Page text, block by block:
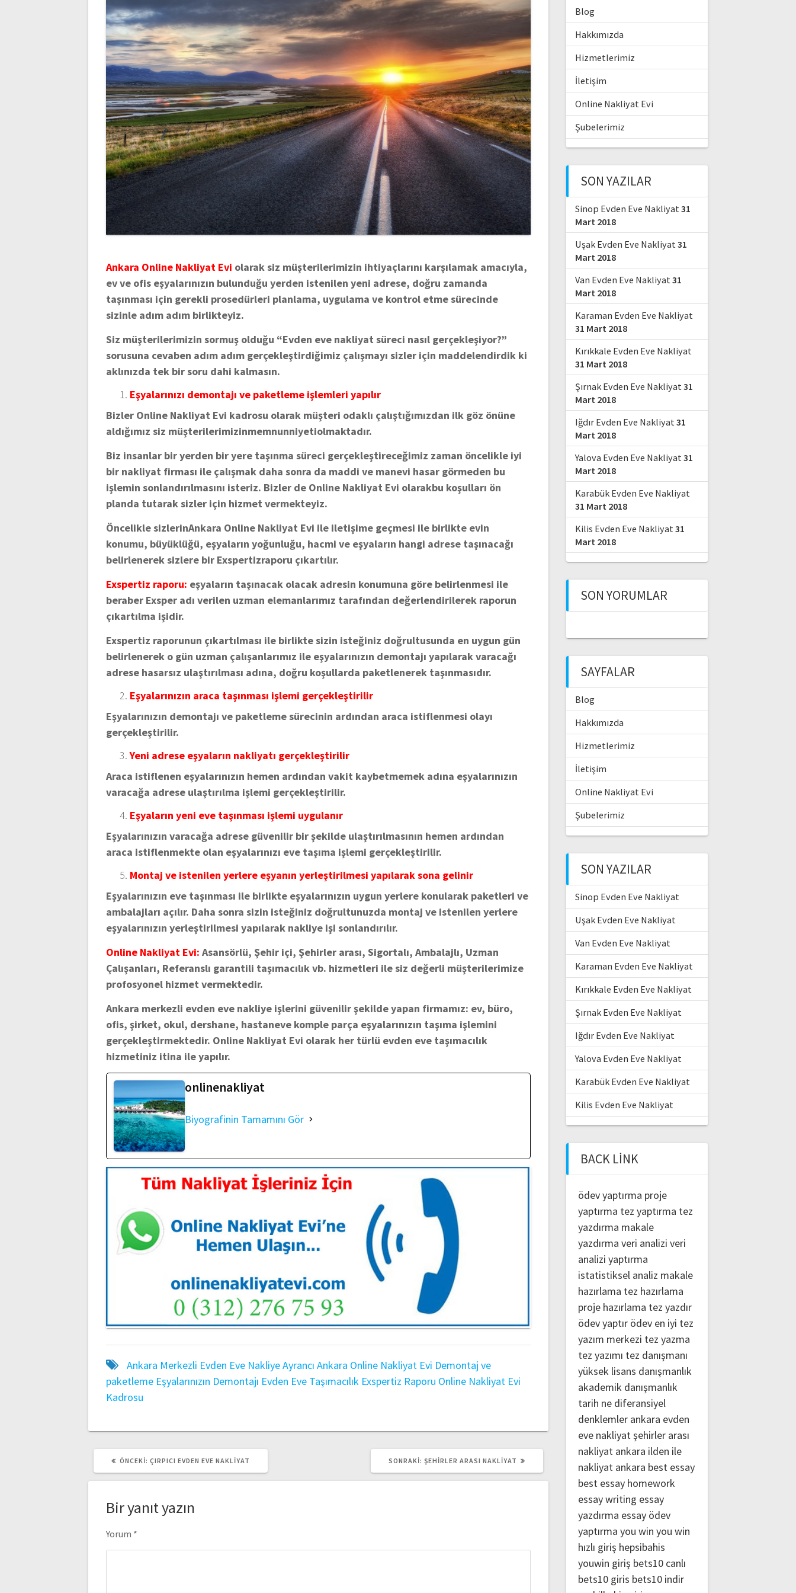
Ankara Online Nakliyat Evi olarak siz müşterilerimizin ihtiyaçlarını karşılamak amacıyla,
ev ve ofis eşyalarınızın bulunduğu yerden istenilen yeni adrese, doğru zamanda
taşınması için gerekli prosedürleri planlama, uygulama ve kontrol etme sürecinde
sizinle adım adım birlikteyiz.
Siz müşterilerimizin sormuş olduğu “Evden eve nakliyat süreci nasıl gerçekleşiyor?”
sorusuna cevaben adım adım gerçekleştirdiğimiz çalışmayı sizler için maddelendirdik ki
aklınızda tek bir soru dahi kalmasın.
Eşyalarınızı demontajı ve paketleme işlemleri yapılır
Bizler Online Nakliyat Evi kadrosu olarak müşteri odaklı çalıştığımızdan ilk göz önüne
aldığımız siz müşterilerimizinmemnunniyetiolmaktadır.
Biz insanlar bir yerden bir yere taşınma süreci gerçekleştireceğimiz zaman öncelikle iyi
bir nakliyat firması ile çalışmak daha sonra da maddi ve manevi hasar görmeden bu
işlemin sonlandırılmasını isteriz. Bizler de Online Nakliyat Evi olarakbu koşulları ön
planda tutarak sizler için hizmet vermekteyiz.
Öncelikle sizlerinAnkara Online Nakliyat Evi ile iletişime geçmesi ile birlikte evin
konumu, büyüklüğü, eşyaların yoğunluğu, hacmi ve eşyaların hangi adrese taşınacağı
belirlenerek sizlere bir Exspertizraporu çıkartılır.
Exspertiz raporu: eşyaların taşınacak olacak adresin konumuna göre belirlenmesi ile
beraber Exsper adı verilen uzman elemanlarımız tarafından değerlendirilerek raporun
çıkartılma işidir.
Exspertiz raporunun çıkartılması ile birlikte sizin isteğiniz doğrultusunda en uygun gün
belirlenerek o gün uzman çalışanlarımız ile eşyalarınızın demontajı yapılarak varacağı
adrese hasarsız ulaştırılması adına, doğru koşullarda paketlenerek taşınmasıdır.
Eşyalarınızın araca taşınması işlemi gerçekleştirilir
Eşyalarınızın demontajı ve paketleme sürecinin ardından araca istiflenmesi olayı
gerçekleştirilir.
Yeni adrese eşyaların nakliyatı gerçekleştirilir
Araca istiflenen eşyalarınızın hemen ardından vakit kaybetmemek adına eşyalarınızın
varacağa adrese ulaştırılma işlemi gerçekleştirilir.
Eşyaların yeni eve taşınması işlemi uygulanır
Eşyalarınızın varacağa adrese güvenilir bir şekilde ulaştırılmasının hemen ardından
araca istiflenmekte olan eşyalarınızı eve taşıma işlemi gerçekleştirilir.
Montaj ve istenilen yerlere eşyanın yerleştirilmesi yapılarak sona gelinir
Eşyalarınızın eve taşınması ile birlikte eşyalarınızın uygun yerlere konularak paketleri ve
ambalajları açılır. Daha sonra sizin isteğiniz doğrultunuzda montaj ve istenilen yerlere
eşyalarınızın yerleştirilmesi yapılarak nakliye işi sonlandırılır.
Online Nakliyat Evi: Asansörlü, Şehir içi, Şehirler arası, Sigortalı, Ambalajlı, Uzman
Çalışanları, Referanslı garantili taşımacılık vb. hizmetleri ile siz değerli müşterilerimize
profosyonel hizmet vermektedir.
Ankara merkezli evden eve nakliye işlerini güvenilir şekilde yapan firmamız: ev, büro,
ofis, şirket, okul, dershane, hastaneve komple parça eşyalarınızın taşıma işlemini
gerçekleştirmektedir. Online Nakliyat Evi olarak her türlü evden eve taşımacılık
hizmetiniz itina ile yapılır.
onlinenakliyat
Biyografinin Tamamını Gör
Ankara Merkezli Evden Eve NakliyeAyrancı Ankara Online Nakliyat Evi Demontaj ve
paketleme Eşyalarınızın Demontajı Evden Eve Taşımacılık Exspertiz Raporu Online Nakliyat Evi
Kadrosu
ÖNCEKI: ÖNCEKI
ÇIRPICI EVDEN EVE NAKLIYAT SONRAKI: SONRAKI
ŞEHIRLER ARASI NAKLIYAT
Bir yanıt yazın
Yorum *
Blog
Hakkımızda
Hizmetlerimiz
İletişim
Online Nakliyat Evi
Şubelerimiz
SON YAZILAR
Sinop Evden Eve Nakliyat31
Mart 2018
Uşak Evden Eve Nakliyat31
Mart 2018
Van Evden Eve Nakliyat31
Mart 2018
Karaman Evden Eve Nakliyat
31 Mart 2018
Kırıkkale Evden Eve Nakliyat
31 Mart 2018
Şırnak Evden Eve Nakliyat31
Mart 2018
Iğdır Evden Eve Nakliyat31
Mart 2018
Yalova Evden Eve Nakliyat31
Mart 2018
Karabük Evden Eve Nakliyat
31 Mart 2018
Kilis Evden Eve Nakliyat31
Mart 2018
SON YORUMLAR
SAYFALAR
Blog
Hakkımızda
Hizmetlerimiz
İletişim
Online Nakliyat Evi
Şubelerimiz
SON YAZILAR
Sinop Evden Eve Nakliyat
Uşak Evden Eve Nakliyat
Van Evden Eve Nakliyat
Karaman Evden Eve Nakliyat
Kırıkkale Evden Eve Nakliyat
Şırnak Evden Eve Nakliyat
Iğdır Evden Eve Nakliyat
Yalova Evden Eve Nakliyat
Karabük Evden Eve Nakliyat
Kilis Evden Eve Nakliyat
BACK LINK
ödev yaptırma proje
yaptırma tez yaptırma tez
yazdırma makale
yazdırma veri analizi veri
analizi yaptırma
istatistiksel analiz makale
hazırlama tez hazırlama
proje hazırlama tez yazdır
ödev yaptır ödev en iyi tez
yazım merkezi tez yazma
tez yazımı tez danışmanı
yüksek lisans danışmanlık
akademik danışmanlık
tarih ne diferansiyel
denklemler ankara evden
eve nakliyatşehirler arası
nakliyat ankara ilden ile
nakliyat ankara best essay
best essay homework
essay writing essay
yazdırma essay ödev
yaptırma you win you win
hızlı giriş hepsibahis
youwin giriş bets10 canlı
bets10 giris bets10 indir